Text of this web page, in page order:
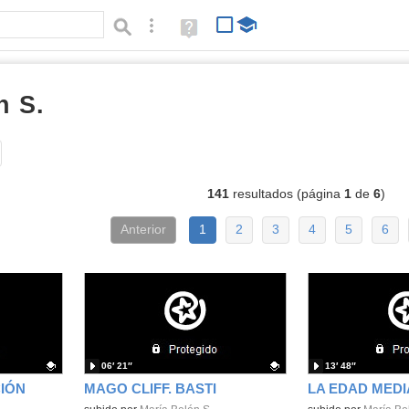
Búsqueda avanzada
Ayuda
(en
S.
141resultados (página 1de 6)
Anterior 1 2 3 4 5 6
MAGO CLIFF. BASTI
06′ 21″
LA EDAD
13′ 48″